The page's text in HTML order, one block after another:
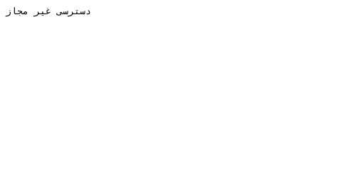
دسترسی غیر مجاز